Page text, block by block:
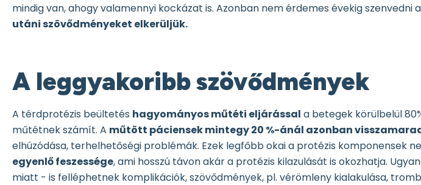
mindig van, ahogy valamennyi kockázat is. Azonban nem érdemes évekig
utáni szövődményeket elkerüljük.
A leggyakoribb szövődmények
A térdprotézis beültetés hagyományos műtéti eljárással a betegek körülbelül
műtétnek számít. A műtött páciensek mintegy 20 %-ánál azonban
elhúzódása, terhelhetőségi problémák. Ezek legfőbb okai a protézis komponensek
egyenlő feszessége, ami hosszú távon akár a protézis kilazulását is okozhatja.
miatt - is felléphetnek komplikációk, szövődmények, pl. vérömleny kialakulása,